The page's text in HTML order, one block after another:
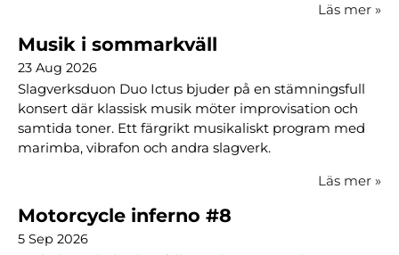
Läs mer »
Musik i sommarkväll
23 Aug 2026
Slagverksduon Duo Ictus bjuder på en stämningsfull
konsert där klassisk musik möter improvisation och
samtida toner. Ett färgrikt musikaliskt program med
marimba, vibrafon och andra slagverk.
Läs mer »
Motorcycle inferno #8
5 Sep 2026